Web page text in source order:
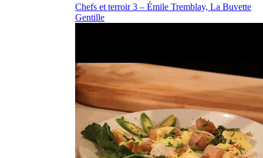
Chefs et terroir 3 – Émile Tremblay, La Buvette
Gentille